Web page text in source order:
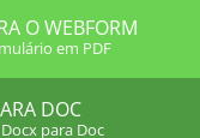
O WEBFORM
em PDF
DOC
para Doc